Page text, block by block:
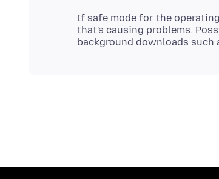
If safe mode for the
that's causing problems.
background downloads such